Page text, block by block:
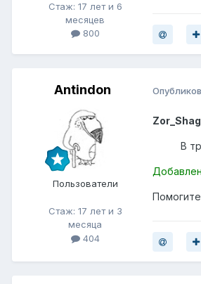
Стаж: 17 лет и 6
месяцев
800
Antindon
Пользователи
Стаж: 17 лет и 3
месяца
404
В